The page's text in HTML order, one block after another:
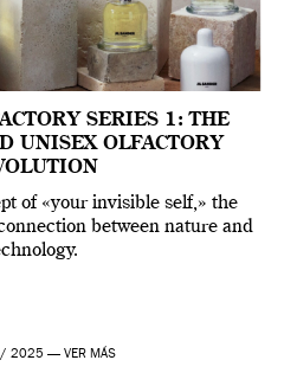
SERIES 1: THE
UNISEX OLFACTORY
of «your invisible self,» the
between nature and
2025 — VER MÁS